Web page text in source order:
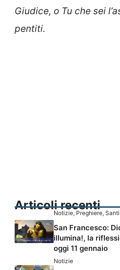
Giudice, o Tu che sei
pentiti.
Articoli recenti
Notizie, Preghiere, Santi
San Francesco:
illumina!, la
oggi 11 gennaio
Notizie